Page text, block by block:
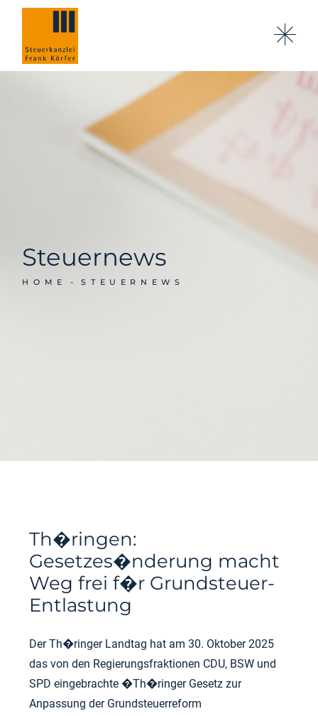
Steuernews
HOME STEUERNEWS
Th�ringen:
Gesetzes�nderung macht
Weg frei f�r Grundsteuer-
Entlastung
Der Th�ringer Landtag hat am 30. Oktober 2025
das von den Regierungsfraktionen CDU, BSW und
SPD eingebrachte �Th�ringer Gesetz zur
Anpassung der Grundsteuerreform